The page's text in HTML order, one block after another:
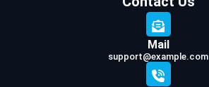
Mail
support@example.com